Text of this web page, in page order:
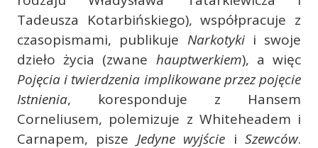
Tadeusza Kotarbińskiego), współpracuje z
czasopismami, publikuje Narkotykii swoje
dzieło życia (zwane hauptwerkiem), a więc
Pojęcia i twierdzenia implikowane przez pojęcie
Istnienia, koresponduje z Hansem
Corneliusem, polemizuje z Whiteheadem i
Carnapem, pisze Jedyne wyjście iSzewców.